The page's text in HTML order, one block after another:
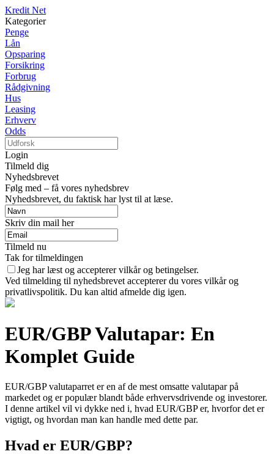
Kredit Net
Kategorier
Penge
Lån
Opsparing
Forsikring
Forbrug
Rådgivning
Hus
Leasing
Erhverv
Odds
Login
Tilmeld dig
Nyhedsbrevet
Følg med – få vores nyhedsbrev
Nyhedsbrevet, du faktisk har lyst til at læse.
Skriv din mail her
Tilmeld nu
Tak for tilmeldingen
Jeg har læst og accepterer vilkår og betingelser.
Ved tilmelding til nyhedsbrevet accepterer du vores vilkår og
privatlivspolitik. Du kan altid afmelde dig igen.
EUR/GBP Valutapar: En
Komplet Guide
EUR/GBP valutaparret er en af de mest omsatte valutapar på
markedet og er populær blandt både erhvervsdrivende og investorer.
I denne artikel vil vi dykke ned i, hvad EUR/GBP er, hvorfor det er
vigtigt, og hvordan man kan handle med dette par.
Hvad er EUR/GBP?